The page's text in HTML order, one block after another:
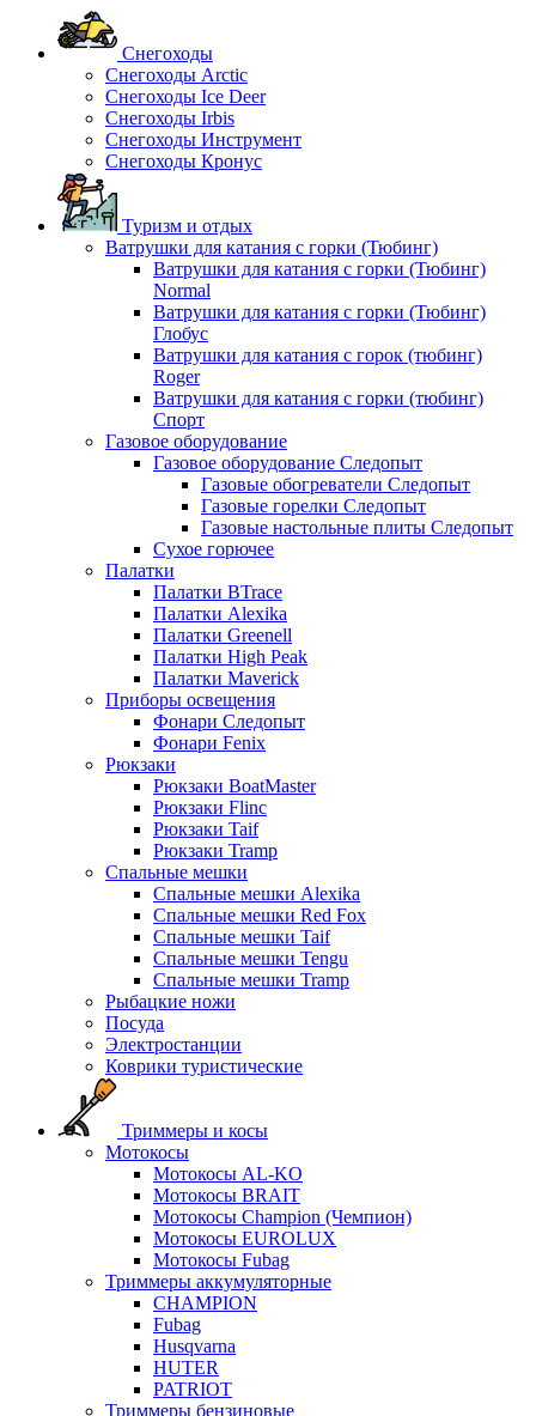
Снегоходы
Снегоходы Arctic
Снегоходы Ice Deer
Снегоходы Irbis
Снегоходы Инструмент
Снегоходы Кронус
Туризм и отдых
Ватрушки для катания с горки (Тюбинг)
Ватрушки для катания с горки (Тюбинг)
Normal
Ватрушки для катания с горки (Тюбинг)
Глобус
Ватрушки для катания с горок (тюбинг)
Roger
Ватрушки для катания с горки (тюбинг)
Спорт
Газовое оборудование
Газовое оборудование Следопыт
Газовые обогреватели Следопыт
Газовые горелки Следопыт
Газовые настольные плиты Следопыт
Сухое горючее
Палатки
Палатки BTrace
Палатки Alexika
Палатки Greenell
Палатки High Peak
Палатки Maverick
Приборы освещения
Фонари Следопыт
Фонари Fenix
Рюкзаки
Рюкзаки BoatMaster
Рюкзаки Flinc
Рюкзаки Taif
Рюкзаки Tramp
Спальные мешки
Спальные мешки Alexika
Спальные мешки Red Fox
Спальные мешки Taif
Спальные мешки Tengu
Спальные мешки Tramp
Рыбацкие ножи
Посуда
Электростанции
Коврики туристические
Триммеры и косы
Мотокосы
Мотокосы AL-KO
Мотокосы BRAIT
Мотокосы Champion (Чемпион)
Мотокосы EUROLUX
Мотокосы Fubag
Триммеры аккумуляторные
CHAMPION
Fubag
Husqvarna
HUTER
PATRIOT
Триммеры бензиновые